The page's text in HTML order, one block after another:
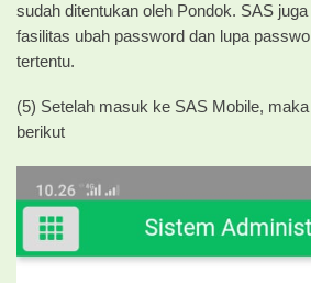
sudah ditentukan oleh Pondok. SAS
fasilitas ubah password dan lupa
tertentu.
(5) Setelah masuk ke SAS Mobile,
berikut